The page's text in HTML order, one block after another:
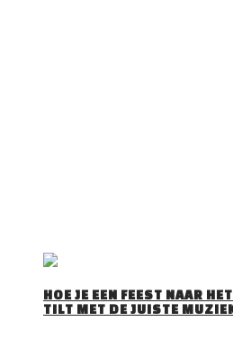
HOE JE EEN FEEST NAAR
TILT MET DE JUISTE